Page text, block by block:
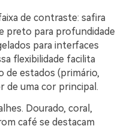
de contraste: safira
preto para profundidade
para interfaces
flexibilidade facilita
de estados (primário,
de uma cor principal.
Dourado, coral,
café se destacam